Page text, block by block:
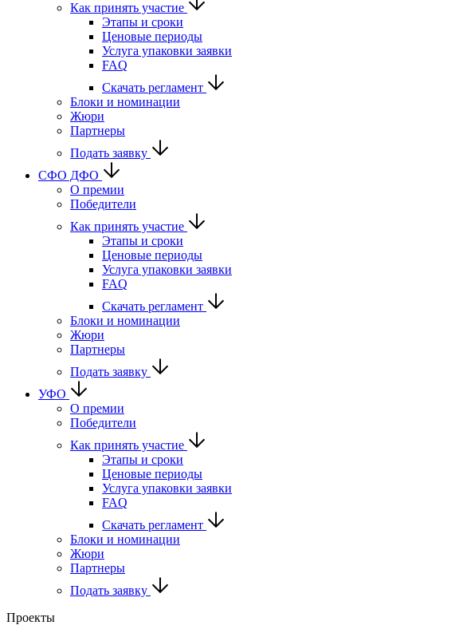
Как принять участие
Этапы и сроки
Ценовые периоды
Услуга упаковки заявки
FAQ
Скачать регламент
Блоки и номинации
Жюри
Партнеры
Подать заявку
CФО ДФО
О премии
Победители
Как принять участие
Этапы и сроки
Ценовые периоды
Услуга упаковки заявки
FAQ
Скачать регламент
Блоки и номинации
Жюри
Партнеры
Подать заявку
УФО
О премии
Победители
Как принять участие
Этапы и сроки
Ценовые периоды
Услуга упаковки заявки
FAQ
Скачать регламент
Блоки и номинации
Жюри
Партнеры
Подать заявку
Проекты